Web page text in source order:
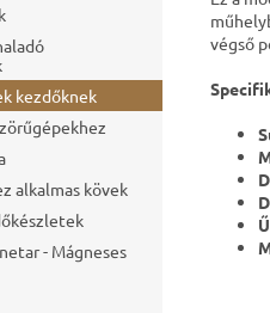
kezdőknek
alkalmas kövek
- Mágneses
végső